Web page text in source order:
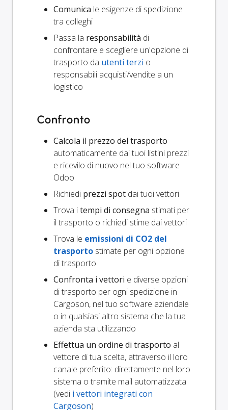
Comunica le esigenze di spedizione
tra colleghi
Passa la responsabilità di
confrontare e scegliere un'opzione di
trasporto da utenti terzi o
responsabili acquisti/vendite a un
logistico
Confronto
Calcola il prezzo del trasporto
automaticamente dai tuoi listini prezzi
e ricevilo di nuovo nel tuo software
Odoo
Richiedi prezzi spot dai tuoi vettori
Trova itempi di consegna stimati per
il trasporto o richiedi stime dai vettori
Trova le emissioni di CO2 del
trasporto stimate per ogni opzione
di trasporto
Confronta i vettori e diverse opzioni
di trasporto per ogni spedizione in
Cargoson, nel tuo software aziendale
o in qualsiasi altro sistema che la tua
azienda sta utilizzando
Effettua un ordine di trasporto al
vettore di tua scelta, attraverso il loro
canale preferito: direttamente nel loro
sistema o tramite mail automatizzata
(vedi i vettori integrati con
Cargoson)